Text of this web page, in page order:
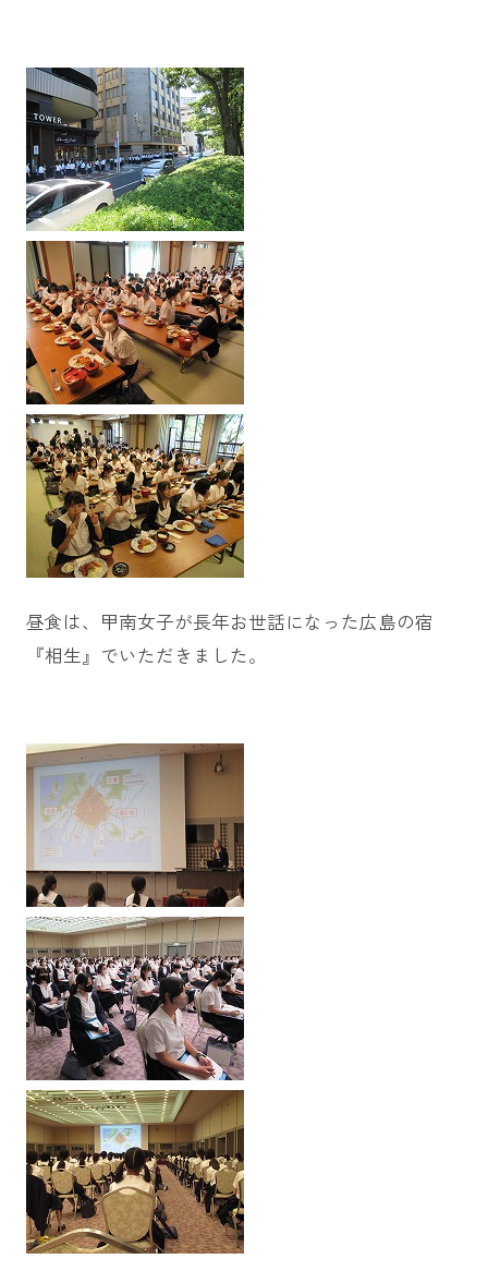
昼食は、甲南女子が長年お世話になった広島の宿
『相生』でいただきました。